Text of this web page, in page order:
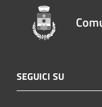
SEGUICI SU